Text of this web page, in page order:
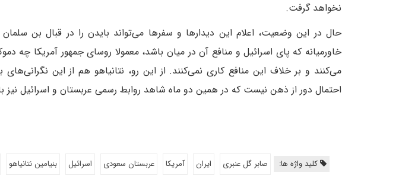
نخواهد گرفت.
حال در این وضعیت، اعلام این دیدارها و سفرها می‌تواند بایدن را در قبال بن
خاورمیانه که پای اسرائیل و منافع آن در میان باشد، معمولا روسای جمهور آمریکا چه
می‌کنند و بر خلاف این منافع کاری نمی‌کنند. از این رو، نتانیاهو هم از این
احتمال دور از ذهن نیست که در همین دو ماه شاهد روابط رسمی عربستان و اسرائیل نیز
کلید واژه ها: صابر گل عنبری ایران آمریکا عربستان سعودی اسرائیل بنیامین نتانیاهو